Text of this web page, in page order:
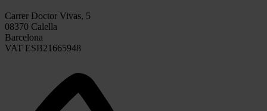
Carrer Doctor Vivas, 5
08370 Calella
Barcelona
VAT ESB21665948